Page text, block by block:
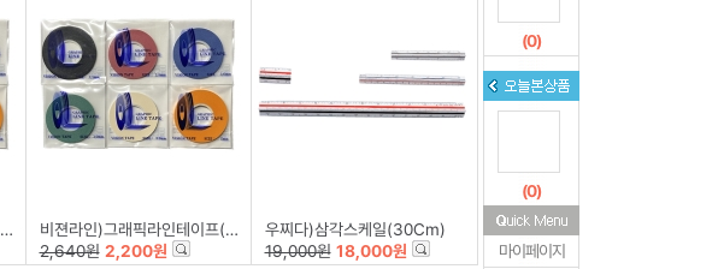
비젼라인)그래픽라인테이프(1.5mm*16m)적색
2,640원 2,200원
우찌다)삼각스케일(30Cm)
19,000원 18,000원
(0)
(0)
마이페이지